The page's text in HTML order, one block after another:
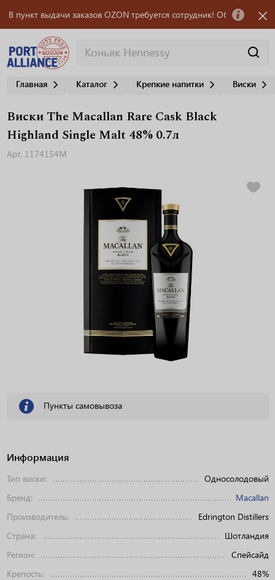
выдачи заказов OZON требуется сотрудник! Обращаться по
Главная Каталог Крепкие напитки Виски
Виски The Macallan Rare Cask Black
Highland Single Malt 48% 0.7л
Арт. 1174154M
Информация
Тип виски:
Односолодовый
Бренд:
Macallan
Производитель:
Edrington Distillers
Страна:
Шотландия
Регион:
Спейсайд
Крепость:
48%
Пункты самовывоза